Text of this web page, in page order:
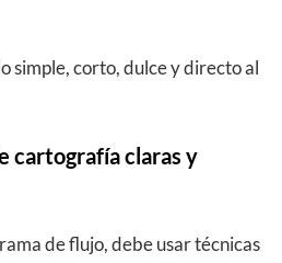
simple, corto, dulce y directo al
cartografía claras y
de flujo, debe usar técnicas